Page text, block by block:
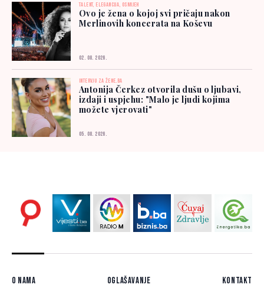
TALENT, ELEGANCIJA, OSMIJEH
Ovo je žena o kojoj svi pričaju nakon
Merlinovih koncerata na Koševu
02. 08. 2026.
INTERVJU ZA ŽENE.BA
Antonija Čerkez otvorila dušu o ljubavi,
izdaji i uspjehu: "Malo je ljudi kojima
možete vjerovati"
05. 08. 2026.
O nama Oglašavanje Kontakt